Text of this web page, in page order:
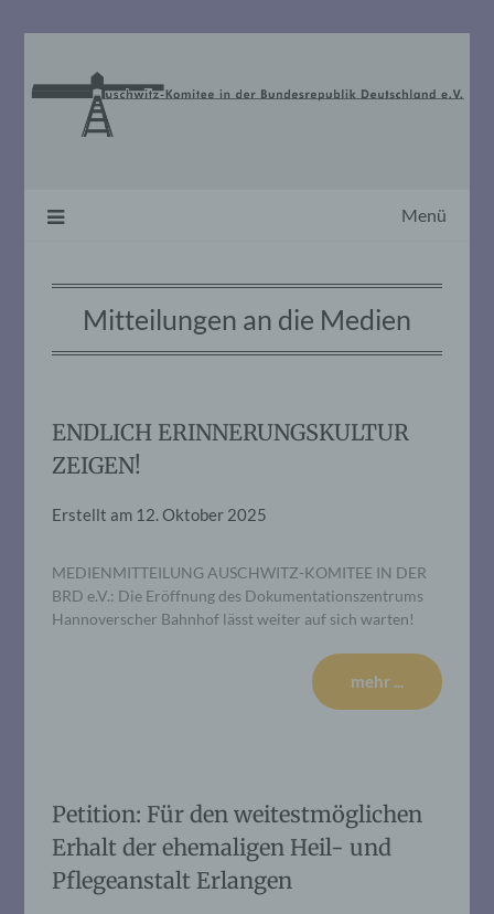
Menü
Mitteilungen an die Medien
ENDLICH ERINNERUNGSKULTUR
ZEIGEN!
Erstellt am 12. Oktober 2025
MEDIENMITTEILUNG AUSCHWITZ-KOMITEE IN DER
BRD e.V.: Die Eröffnung des Dokumentationszentrums
Hannoverscher Bahnhof lässt weiter auf sich warten!
mehr ...
Petition: Für den weitestmöglichen
Erhalt der ehemaligen Heil- und
Pflegeanstalt Erlangen